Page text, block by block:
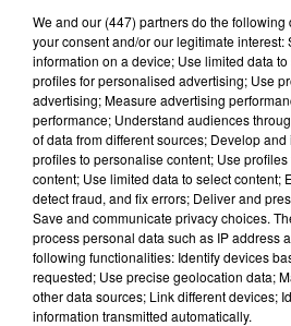
dans...
Un chalet en bois victime
Le feu s'est déclaré dans la nuit
Beaumont-les-Autels.
We and our (447) partnersdo the following
your consent and/or our legitimate interest:
information on a device; Use limited data
profiles for personalised advertising; Use
advertising; Measure advertising
performance; Understand audiences
of data from different sources; Develop
profiles to personalise content; Use
content; Use limited data to select content;
detect fraud, and fix errors; Deliver and
Save and communicate privacy choices.
process personal data such as IP address
following functionalities: Identify devices
requested; Use precise geolocation data;
other data sources; Link different devices;
information transmitted automatically.